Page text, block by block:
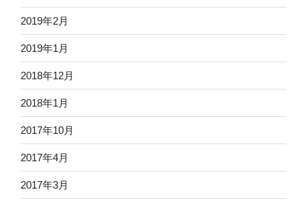
2019年2月
2019年1月
2018年12月
2018年1月
2017年10月
2017年4月
2017年3月